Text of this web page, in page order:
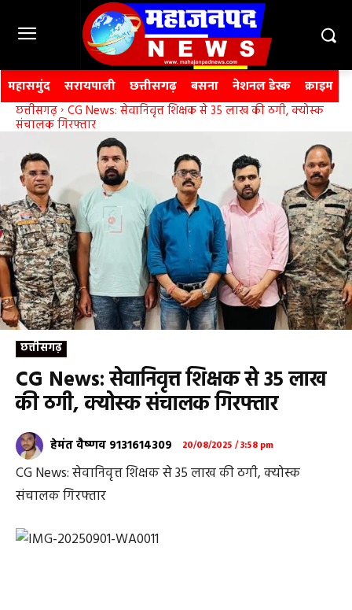
महासमुंद सरायपाली छत्तीसगढ़ बसना नेशनल डेस्क क्राइम
छत्तीसगढ़ CG News: सेवानिवृत्त शिक्षक से 35 लाख की ठगी, क्योस्क
संचालक गिरफ्तार
छत्तीसगढ़
CG News: सेवानिवृत्त शिक्षक से 35 लाख
की ठगी, क्योस्क संचालक गिरफ्तार
हेमंत वैष्णव 9131614309 20/08/2025 / 3:58 pm
CG News: सेवानिवृत्त शिक्षक से 35 लाख की ठगी, क्योस्क
संचालक गिरफ्तार